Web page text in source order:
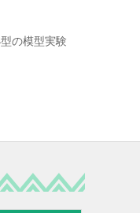
の模型実験